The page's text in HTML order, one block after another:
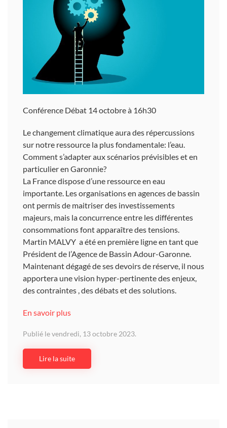
Conférence Débat 14 octobre à 16h30
Le changement climatique aura des répercussions
sur notre ressource la plus fondamentale: l’eau.
Comment s’adapter aux scénarios prévisibles et en
particulier en Garonnie?
La France dispose d’une ressource en eau
importante. Les organisations en agences de bassin
ont permis de maitriser des investissements
majeurs, mais la concurrence entre les différentes
consommations font apparaître des tensions.
Martin MALVY a été en première ligne en tant que
Président de l’Agence de Bassin Adour-Garonne.
Maintenant dégagé de ses devoirs de réserve, il nous
apportera une vision hyper-pertinente des enjeux,
des contraintes , des débats et des solutions.
En savoir plus
Publié le vendredi, 13 octobre 2023.
Lire la suite